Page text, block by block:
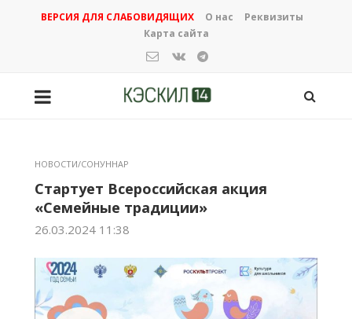
ВЕРСИЯ ДЛЯ СЛАБОВИДЯЩИХ О нас
Реквизиты
Карта сайта
НОВОСТИ/СОНУННАР
Стартует Всероссийская акция
«Семейные традиции»
26.03.2024 11:38